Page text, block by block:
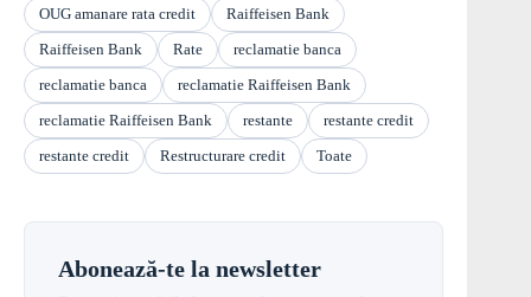
OUG amanare rata credit
Raiffeisen Bank
Raiffeisen Bank
Rate
reclamatie banca
reclamatie banca
reclamatie Raiffeisen Bank
reclamatie Raiffeisen Bank
restante
restante credit
restante credit
Restructurare credit Toate
Abonează-te la newsletter